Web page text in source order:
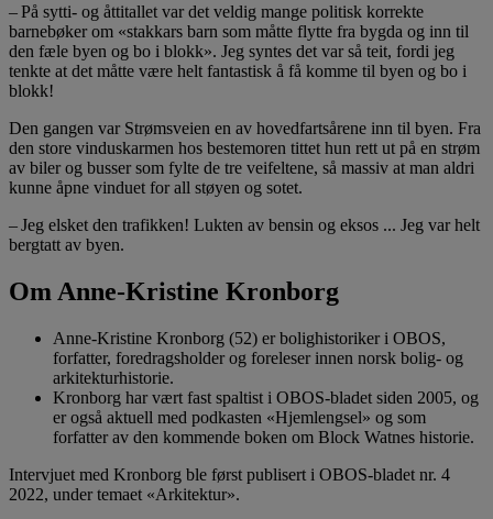
– På sytti- og åttitallet var det veldig mange politisk korrekte
barnebøker om «stakkars barn som måtte flytte fra bygda og inn til
den fæle byen og bo i blokk». Jeg syntes det var så teit, fordi jeg
tenkte at det måtte være helt fantastisk å få komme til byen og bo i
blokk!
Den gangen var Strømsveien en av hovedfartsårene inn til byen. Fra
den store vinduskarmen hos bestemoren tittet hun rett ut på en strøm
av biler og busser som fylte de tre veifeltene, så massiv at man aldri
kunne åpne vinduet for all støyen og sotet.
– Jeg elsket den trafikken! Lukten av bensin og eksos ... Jeg var helt
bergtatt av byen.
Om Anne-Kristine Kronborg
Anne-Kristine Kronborg (52) er bolighistoriker i OBOS,
forfatter, foredragsholder og foreleser innen norsk bolig- og
arkitekturhistorie.
Kronborg har vært fast spaltist i OBOS-bladet siden 2005, og
er også aktuell med podkasten «Hjemlengsel» og som
forfatter av den kommende boken om Block Watnes historie.
Intervjuet med Kronborg ble først publisert i OBOS-bladet nr. 4
2022, under temaet «Arkitektur».